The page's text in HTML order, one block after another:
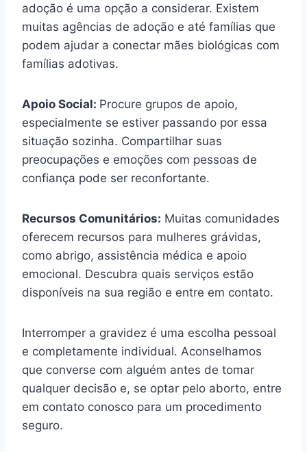
adoção é uma opção a considerar. Existem
muitas agências de adoção e até famílias que
podem ajudar a conectar mães biológicas com
famílias adotivas.
Apoio Social: Procure grupos de apoio,
especialmente se estiver passando por essa
situação sozinha. Compartilhar suas
preocupações e emoções com pessoas de
confiança pode ser reconfortante.
Recursos Comunitários: Muitas comunidades
oferecem recursos para mulheres grávidas,
como abrigo, assistência médica e apoio
emocional. Descubra quais serviços estão
disponíveis na sua região e entre em contato.
Interromper a gravidez é uma escolha pessoal
e completamente individual. Aconselhamos
que converse com alguém antes de tomar
qualquer decisão e, se optar pelo aborto, entre
em contato conosco para um procedimento
seguro.